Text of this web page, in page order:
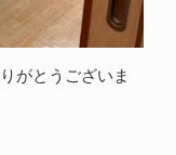
がとうございま